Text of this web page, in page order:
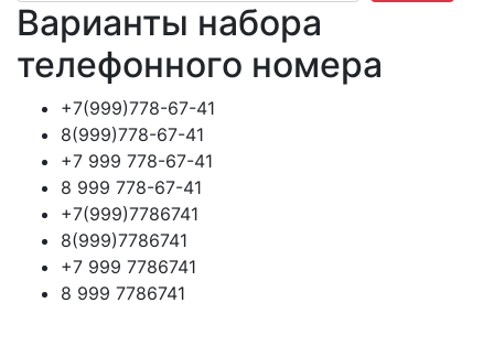
Варианты набора
телефонного номера
+7(999)778-67-41
8(999)778-67-41
+7 999 778-67-41
8 999 778-67-41
+7(999)7786741
8(999)7786741
+7 999 7786741
8 999 7786741